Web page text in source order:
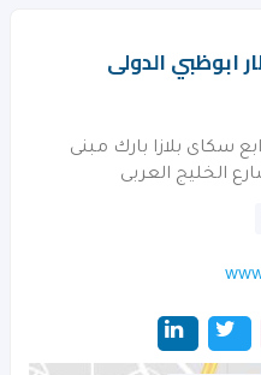
ابوظبي الدولى
سكاى بلازا بارك مبنى